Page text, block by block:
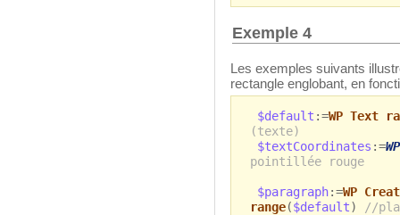
Exemple 4
Les exemples suivants
rectangle englobant, en
$default :=WP Text
(texte)
$textCoordinates :=
pointillée rouge
$paragraph:=WP
range($default) //